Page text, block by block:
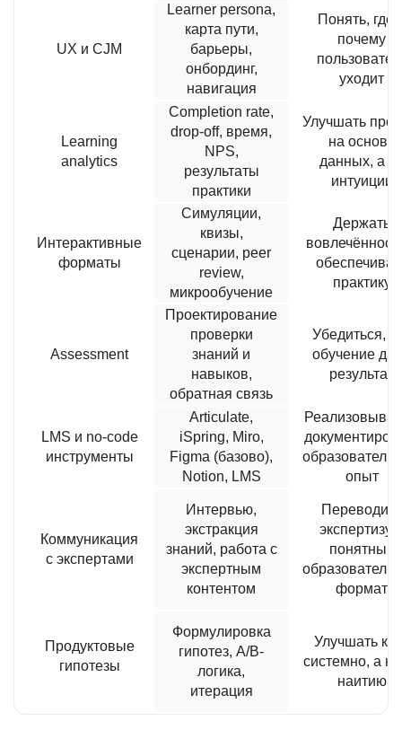
UX и CJM
Learner persona,
карта пути,
барьеры,
онбординг,
навигация
Понять, где
почему
уходит
Learning
analytics
Completion rate,
drop-off, время,
NPS,
результаты
практики
Улучшать
на основе
данных, а
интуиции
Интерактивные
форматы
Симуляции,
квизы,
сценарии, peer
review,
микрообучение
Держать
практику
Assessment
Проектирование
проверки
знаний и
навыков,
обратная связь
Убедиться,
обучение
результат
LMS и no-code
инструменты
Articulate,
iSpring, Miro,
Figma (базово),
Notion, LMS
опыт
Коммуникация
с экспертами
Интервью,
экстракция
знаний, работа с
экспертным
контентом
Переводить
экспертизу
понятный
формат
Продуктовые
гипотезы
Формулировка
гипотез, A/B-
логика,
итерация
Улучшать
системно, а
наитию